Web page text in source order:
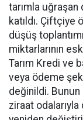
tarımla
katıldı. Çiftçiye
düşüş
miktarlarının
Tarım Kredi ve
veya ödeme
değinildi. Bunun
ziraat